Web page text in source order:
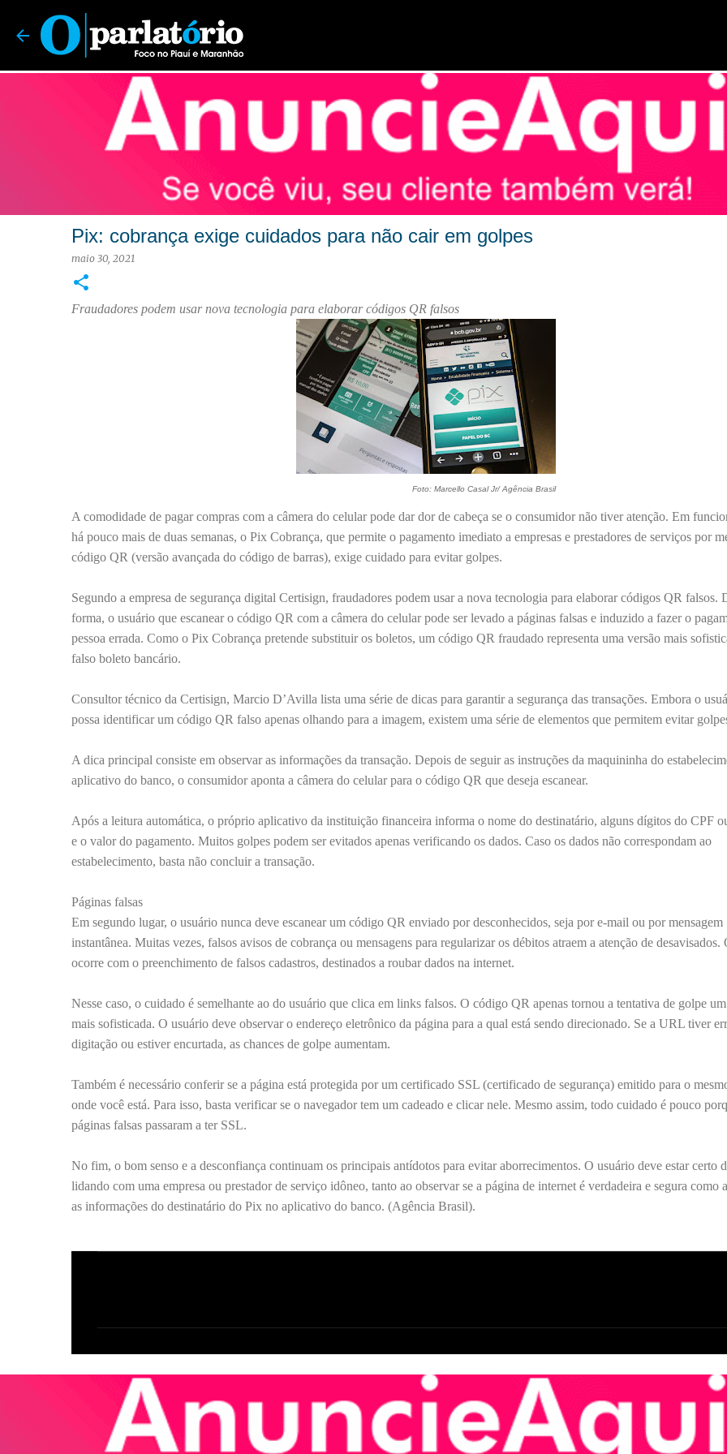
O Parlatório | Foco no Piauí e Maranhão
Pix: cobrança exige cuidados para não cair em golpes
maio 30, 2021
Fraudadores podem usar nova tecnologia para elaborar códigos QR falsos
Foto: Marcello Casal Jr/ Agência Brasil
A comodidade de pagar compras com a câmera do celular pode dar dor de cabeça se o consumidor não tiver atenção. Em
há pouco mais de duas semanas, o Pix Cobrança, que permite o pagamento imediato a empresas e prestadores de serviços por
código QR (versão avançada do código de barras), exige cuidado para evitar golpes.
Segundo a empresa de segurança digital Certisign, fraudadores podem usar a nova tecnologia para elaborar códigos QR falsos.
forma, o usuário que escanear o código QR com a câmera do celular pode ser levado a páginas falsas e induzido a fazer o
pessoa errada. Como o Pix Cobrança pretende substituir os boletos, um código QR fraudado representa uma versão mais
falso boleto bancário.
Consultor técnico da Certisign, Marcio D’Avilla lista uma série de dicas para garantir a segurança das transações. Embora o
possa identificar um código QR falso apenas olhando para a imagem, existem uma série de elementos que permitem evitar
A dica principal consiste em observar as informações da transação. Depois de seguir as instruções da maquininha do
aplicativo do banco, o consumidor aponta a câmera do celular para o código QR que deseja escanear.
Após a leitura automática, o próprio aplicativo da instituição financeira informa o nome do destinatário, alguns dígitos do CPF
e o valor do pagamento. Muitos golpes podem ser evitados apenas verificando os dados. Caso os dados não correspondam ao
estabelecimento, basta não concluir a transação.
Páginas falsas
Em segundo lugar, o usuário nunca deve escanear um código QR enviado por desconhecidos, seja por e-mail ou por mensagem
instantânea. Muitas vezes, falsos avisos de cobrança ou mensagens para regularizar os débitos atraem a atenção de desavisados.
ocorre com o preenchimento de falsos cadastros, destinados a roubar dados na internet.
Nesse caso, o cuidado é semelhante ao do usuário que clica em links falsos. O código QR apenas tornou a tentativa de golpe
mais sofisticada. O usuário deve observar o endereço eletrônico da página para a qual está sendo direcionado. Se a URL tiver
digitação ou estiver encurtada, as chances de golpe aumentam.
Também é necessário conferir se a página está protegida por um certificado SSL (certificado de segurança) emitido para o
onde você está. Para isso, basta verificar se o navegador tem um cadeado e clicar nele. Mesmo assim, todo cuidado é pouco
páginas falsas passaram a ter SSL.
No fim, o bom senso e a desconfiança continuam os principais antídotos para evitar aborrecimentos. O usuário deve estar certo
lidando com uma empresa ou prestador de serviço idôneo, tanto ao observar se a página de internet é verdadeira e segura como
as informações do destinatário do Pix no aplicativo do banco. (Agência Brasil).